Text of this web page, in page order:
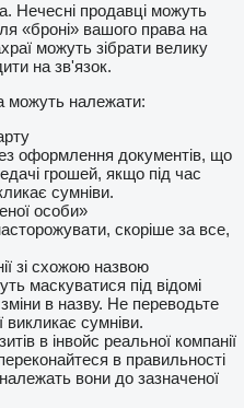
Нечесні продавці можуть
«броні» вашого права на
можуть зібрати велику
на зв'язок.
можуть належати:
оформлення документів, що
грошей, якщо під час
сумніви.
особи»
скоріше за все,
зі схожою назвою
маскуватися під відомі
в назву. Не переводьте
викликає сумніви.
в інвойс реальної компанії
в правильності
належать вони до зазначеної